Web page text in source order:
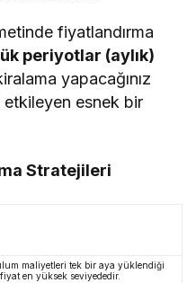
fiyatlandırma
periyotlar (aylık)
yapacağınız
esnek bir
Stratejileri
maliyetleri tek bir aya yüklendiği
en yüksek seviyededir.